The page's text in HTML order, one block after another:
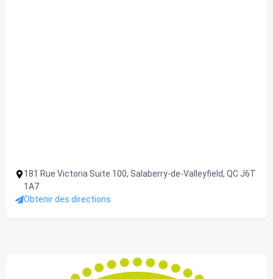
181 Rue Victoria Suite 100, Salaberry-de-Valleyfield, QC J6T
1A7
Obtenir des directions